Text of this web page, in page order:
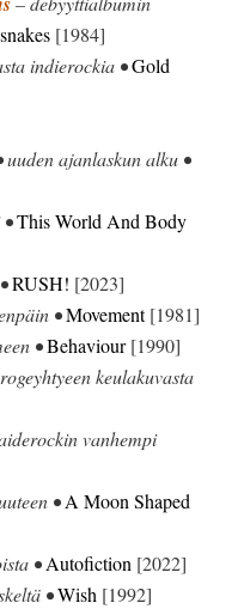
[1984]
indierockia •Gold
uuden ajanlaskun alku •
•This World And Body
RUSH! [2023]
•Movement[1981]
•Behaviour[1990]
keulakuvasta
vanhempi
•A Moon Shaped
•Autofiction [2022]
•Wish [1992]